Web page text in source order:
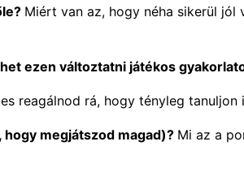
Miért van az, hogy néha sikerül jól
ezen változtatni játékos
reagálnod rá, hogy tényleg tanuljon
megjátszod magad)? Mi az a